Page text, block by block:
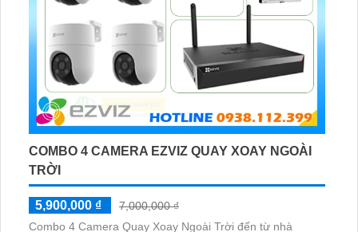
COMBO 4 CAMERA EZVIZ QUAY XOAY NGOÀI
TRỜI
5,900,000 ₫
7,000,000 ₫
Combo 4 Camera Quay Xoay Ngoài Trời đến từ nhà